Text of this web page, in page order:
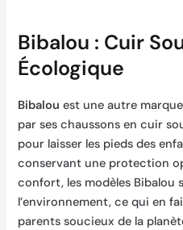
Bibalou : Cuir
Écologique
Bibalou est une autre
par ses chaussons en cuir
pour laisser les pieds des
conservant une protection
confort, les modèles Bibalou
l’environnement, ce qui en
parents soucieux de la